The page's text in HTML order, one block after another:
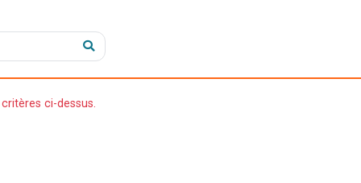
ci-dessus.